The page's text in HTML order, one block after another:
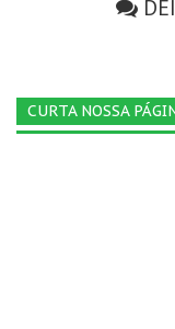
CURTA NOSSA